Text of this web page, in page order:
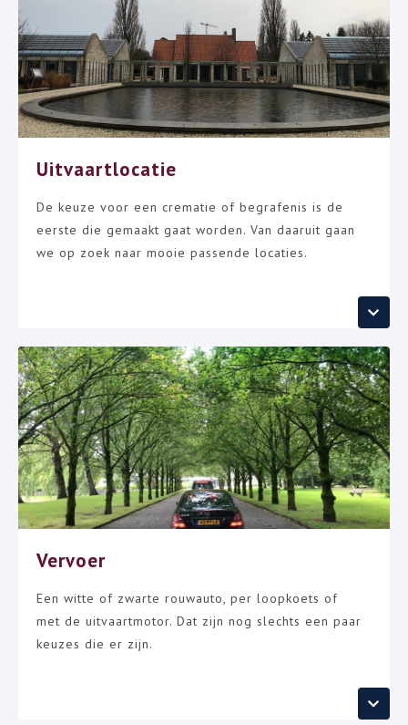
Uitvaartlocatie
De keuze voor een crematie of begrafenis is de
eerste die gemaakt gaat worden. Van daaruit gaan
we op zoek naar mooie passende locaties.
Vervoer
Een witte of zwarte rouwauto, per loopkoets of
met de uitvaartmotor. Dat zijn nog slechts een paar
keuzes die er zijn.